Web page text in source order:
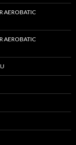
AEROBATIC
AEROBATIC